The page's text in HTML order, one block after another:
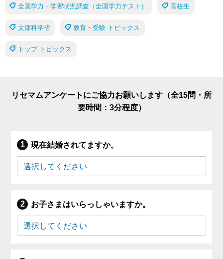
全国学力・学習状況調査（全国学力テスト） 高校生
文部科学省 教育・受験 トピックス
トップ トピックス
リセマムアンケートにご協力お願いします（全15問・所
要時間：3分程度）
現在結婚されてますか。
お子さまはいらっしゃいますか。